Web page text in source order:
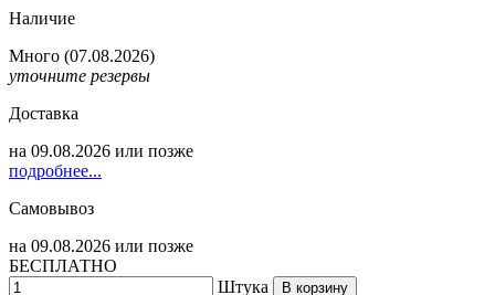
Наличие
Много (07.08.2026)
уточните резервы
Доставка
на 09.08.2026 или позже
подробнее...
Самовывоз
на 09.08.2026 или позже
БЕСПЛАТНО
Штука
В корзину